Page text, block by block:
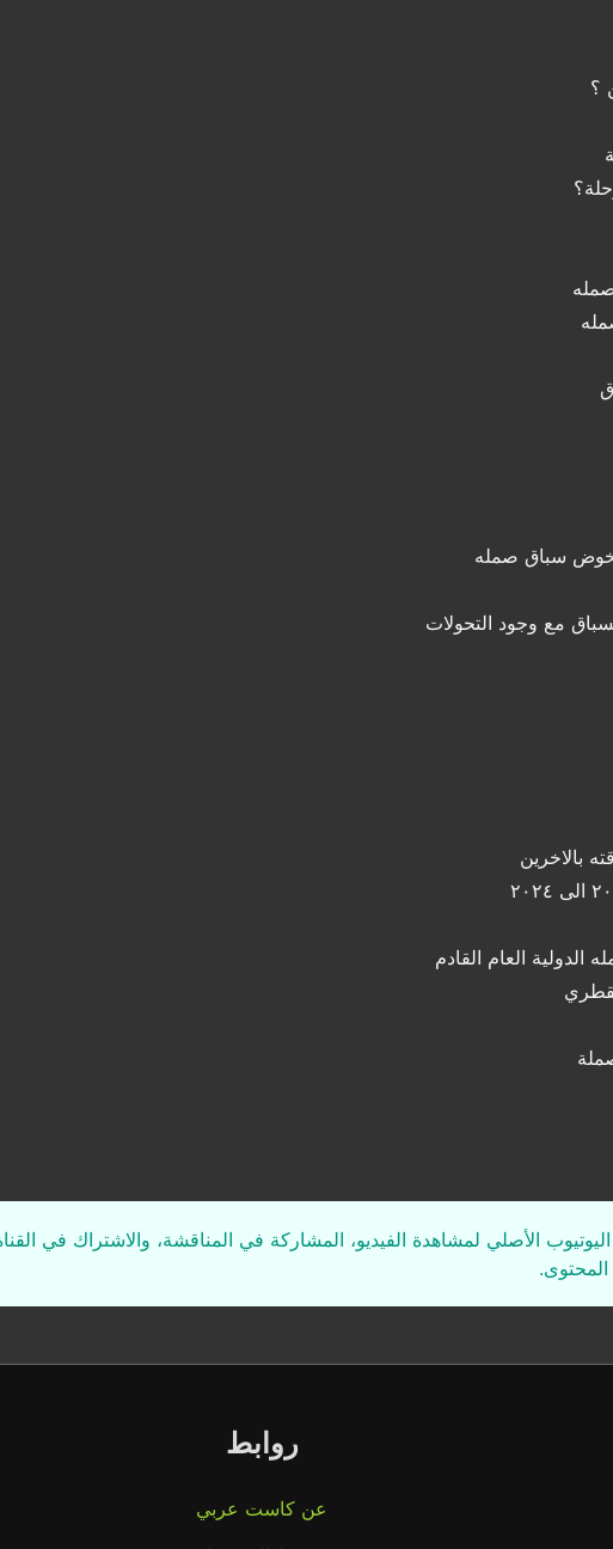
؟
لخوض سباق صمله
مع وجود التحولات
بالاخرين
العام القادم
الأصلي لمشاهدة الفيديو، المشاركة في المناقشة، والاشتراك في
روابط
عن كاست عربي